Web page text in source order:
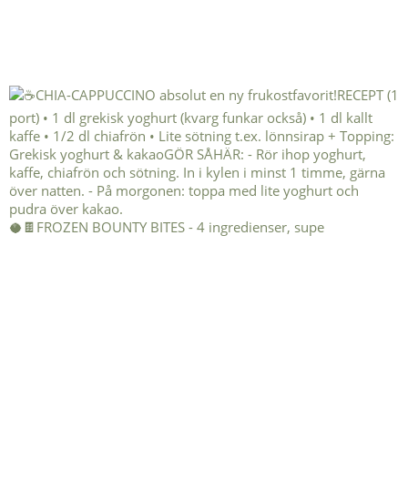
🥥🍫FROZEN BOUNTY BITES - 4 ingredienser, supe